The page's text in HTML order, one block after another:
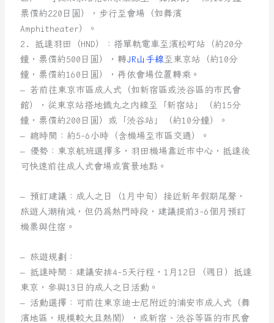
票價約220日圓），步行至會場（如舞濱
Amphitheater）。
2. 抵達羽田（HND）：搭單軌電車至濱松町站（約20分
鐘，票價約500日圓），轉JR山手線至東京站（約10分
鐘，票價約160日圓），再依會場位置轉乘。
– 若前往東京市區成人式（如新宿區或渋谷區的市民會
館），從東京站搭地鐵丸之內線至「新宿站」（約15分
鐘，票價約200日圓）或「渋谷站」（約10分鐘）。
– 總時間：約5-6小時（含機場至市區交通）。
– 優勢：東京航班選擇多，羽田機場靠近市中心，抵達後
可快速前往成人式會場或賞景地點。
– 預訂建議：成人之日（1月中旬）接近新年假期尾聲，
旅遊人潮稍減，但仍為熱門時段，建議提前3-6個月預訂
機票與住宿。
– 旅遊規劃：
– 抵達時間：建議安排4-5天行程，1月12日（週日）抵達
東京，參與13日的成人之日活動。
– 活動選擇：可前往東京迪士尼附近的浦安市成人式（舞
濱地區，規模較大且熱鬧），或新宿、渋谷等區的市民會